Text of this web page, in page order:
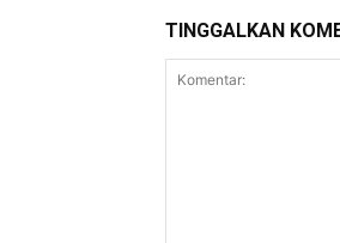
TINGGALKAN